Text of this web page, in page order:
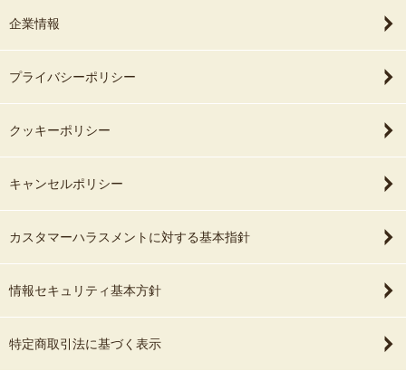
企業情報
プライバシーポリシー
クッキーポリシー
キャンセルポリシー
カスタマーハラスメントに対する基本指針
情報セキュリティ基本方針
特定商取引法に基づく表示